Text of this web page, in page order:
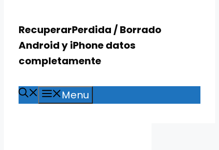
RecuperarPerdida / Borrado
Android y iPhone datos
completamente
Menu